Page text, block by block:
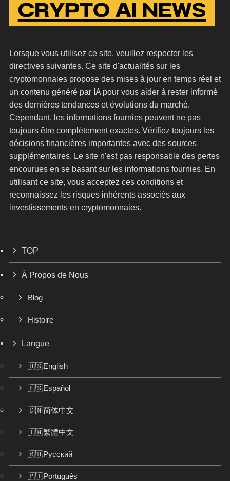
Lorsque vous utilisez ce site, veuillez respecter les
directives suivantes. Ce site d'actualités sur les
cryptomonnaies propose des mises à jour en temps réel et
un contenu généré par IA pour vous aider à rester informé
des dernières tendances et évolutions du marché.
Cependant, les informations fournies peuvent ne pas
toujours être complètement exactes. Vérifiez toujours les
décisions financières importantes avec des sources
supplémentaires. Le site n'est pas responsable des pertes
encourues en se basant sur les informations fournies. En
utilisant ce site, vous acceptez ces conditions et
reconnaissez les risques inhérents associés aux
investissements en cryptomonnaies.
TOP
À Propos de Nous
Blog
Histoire
Langue
🇺🇸English
🇪🇸Español
🇨🇳简体中文
🇹🇼繁體中文
🇷🇺Русский
🇵🇹Português